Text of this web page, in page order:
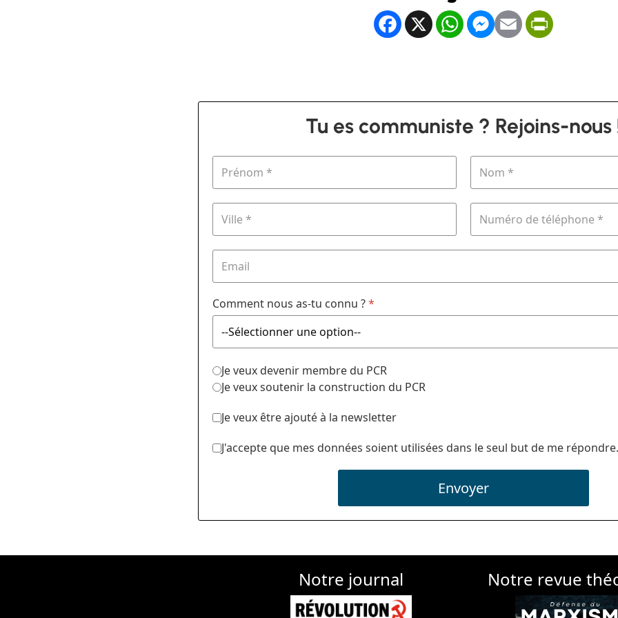
Facebook
X WhatsApp
Messenger
Email
Tu es communiste ? Rejoins-nous
Comment nous as-tu connu ?*
Je veux devenir membre du PCR
Je veux soutenir la construction du PCR
Je veux être ajouté à la newsletter
J'accepte que mes données soient utilisées dans le seul but de me répondre.
Envoyer
Notre journal
Notre revue